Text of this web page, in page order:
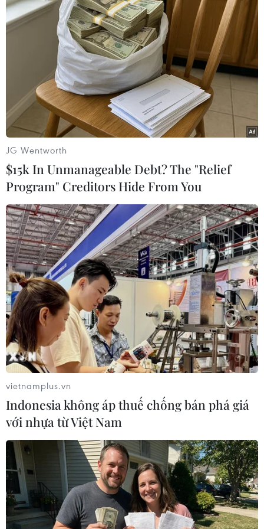
TIN LIÊN QUAN
Sầu riêng Đông Nam Á đắt hàng tại thị
trường Trung Quốc
30/05/2024 00:20
Vào thời điểm này, khắp các chợ Trung Quốc ngập tràn
sầu riêng đến từ các nước thuộc Hiệp hội các quốc gia
Đông Nam Á (ASEAN) - nhà cung cấp chính loại trái
cây này.
JG Wentworth
$15k In Unmanageable Debt? The "Relief
Program" Creditors Hide From You
vietnamplus.vn
Indonesia không áp thuế chống bán phá giá
với nhựa từ Việt Nam